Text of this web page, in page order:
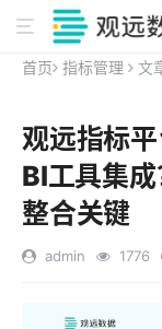
首页 指标管理 文
观远指标
BI工具集
整合关键
admin 1776